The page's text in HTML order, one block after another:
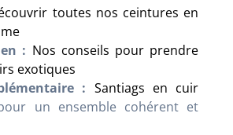
toutes nos ceintures en
: Nos conseils pour prendre
exotiques
: Santiags en cuir
un ensemble cohérent et